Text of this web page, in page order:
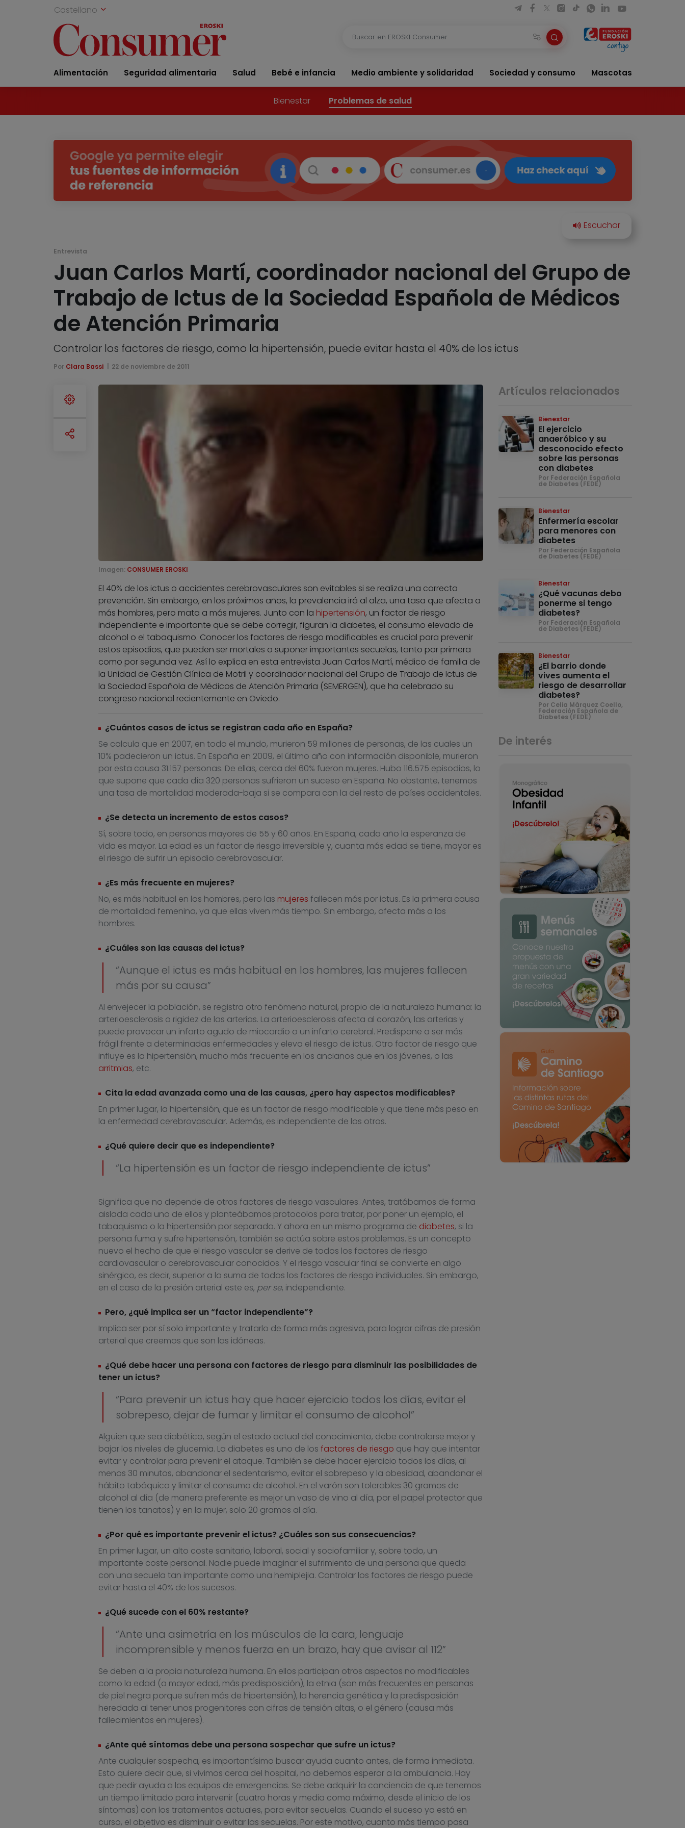
Castellano
Alimentación Seguridad alimentaria Salud Bebé e infancia Medio ambiente y solidaridad Sociedad y consumo Mascotas
Bienestar Problemas de salud
Entrevista
Juan Carlos Martí, coordinador nacional del Grupo de
Trabajo de Ictus de la Sociedad Española de Médicos
de Atención Primaria
Controlar los factores de riesgo, como la hipertensión, puede evitar hasta el 40% de los ictus
Por Clara Bassi 22 de noviembre de 2011
Imagen: CONSUMER EROSKI
El 40% de los ictus o accidentes cerebrovasculares son evitables si se realiza una correcta
prevención. Sin embargo, en los próximos años, la prevalencia irá al alza, una tasa que afecta a
más hombres, pero mata a más mujeres. Junto con la hipertensión, un factor de riesgo
independiente e importante que se debe corregir, figuran la diabetes, el consumo elevado de
alcohol o el tabaquismo. Conocer los factores de riesgo modificables es crucial para prevenir
estos episodios, que pueden ser mortales o suponer importantes secuelas, tanto por primera
como por segunda vez. Así lo explica en esta entrevista Juan Carlos Martí, médico de familia de
la Unidad de Gestión Clínica de Motril y coordinador nacional del Grupo de Trabajo de Ictus de
la Sociedad Española de Médicos de Atención Primaria (SEMERGEN), que ha celebrado su
congreso nacional recientemente en Oviedo.
¿Cuántos casos de ictus se registran cada año en España?
Se calcula que en 2007, en todo el mundo, murieron 59 millones de personas, de las cuales un
10% padecieron un ictus. En España en 2009, el último año con información disponible, murieron
por esta causa 31.157 personas. De ellas, cerca del 60% fueron mujeres. Hubo 116.575 episodios, lo
que supone que cada día 320 personas sufrieron un suceso en España. No obstante, tenemos
una tasa de mortalidad moderada-baja si se compara con la del resto de países occidentales.
¿Se detecta un incremento de estos casos?
Sí, sobre todo, en personas mayores de 55 y 60 años. En España, cada año la esperanza de
vida es mayor. La edad es un factor de riesgo irreversible y, cuanta más edad se tiene, mayor es
el riesgo de sufrir un episodio cerebrovascular.
¿Es más frecuente en mujeres?
No, es más habitual en los hombres, pero las mujeres fallecen más por ictus. Es la primera causa
de mortalidad femenina, ya que ellas viven más tiempo. Sin embargo, afecta más a los
hombres.
¿Cuáles son las causas del ictus?
“Aunque el ictus es más habitual en los hombres, las mujeres fallecen
más por su causa”
Al envejecer la población, se registra otro fenómeno natural, propio de la naturaleza humana: la
arterioesclerosis o rigidez de las arterias. La arterioesclerosis afecta al corazón, las arterias y
puede provocar un infarto agudo de miocardio o un infarto cerebral. Predispone a ser más
frágil frente a determinadas enfermedades y eleva el riesgo de ictus. Otro factor de riesgo que
influye es la hipertensión, mucho más frecuente en los ancianos que en los jóvenes, o las
arritmias, etc.
Cita la edad avanzada como una de las causas, ¿pero hay aspectos modificables?
En primer lugar, la hipertensión, que es un factor de riesgo modificable y que tiene más peso en
la enfermedad cerebrovascular. Además, es independiente de los otros.
¿Qué quiere decir que es independiente?
“La hipertensión es un factor de riesgo independiente de ictus”
Significa que no depende de otros factores de riesgo vasculares. Antes, tratábamos de forma
aislada cada uno de ellos y planteábamos protocolos para tratar, por poner un ejemplo, el
tabaquismo o la hipertensión por separado. Y ahora en un mismo programa de diabetes, si la
persona fuma y sufre hipertensión, también se actúa sobre estos problemas. Es un concepto
nuevo el hecho de que el riesgo vascular se derive de todos los factores de riesgo
cardiovascular o cerebrovascular conocidos. Y el riesgo vascular final se convierte en algo
sinérgico, es decir, superior a la suma de todos los factores de riesgo individuales. Sin embargo,
en el caso de la presión arterial este es, per se, independiente.
Pero, ¿qué implica ser un “factor independiente”?
Implica ser por sí solo importante y tratarlo de forma más agresiva, para lograr cifras de presión
arterial que creemos que son las idóneas.
¿Qué debe hacer una persona con factores de riesgo para disminuir las posibilidades de
tener un ictus?
“Para prevenir un ictus hay que hacer ejercicio todos los días, evitar el
sobrepeso, dejar de fumar y limitar el consumo de alcohol”
Alguien que sea diabético, según el estado actual del conocimiento, debe controlarse mejor y
bajar los niveles de glucemia. La diabetes es uno de los factores de riesgo que hay que intentar
evitar y controlar para prevenir el ataque. También se debe hacer ejercicio todos los días, al
menos 30 minutos, abandonar el sedentarismo, evitar el sobrepeso y la obesidad, abandonar el
hábito tabáquico y limitar el consumo de alcohol. En el varón son tolerables 30 gramos de
alcohol al día (de manera preferente es mejor un vaso de vino al día, por el papel protector que
tienen los tanatos) y en la mujer, solo 20 gramos al día.
¿Por qué es importante prevenir el ictus? ¿Cuáles son sus consecuencias?
En primer lugar, un alto coste sanitario, laboral, social y sociofamiliar y, sobre todo, un
importante coste personal. Nadie puede imaginar el sufrimiento de una persona que queda
con una secuela tan importante como una hemiplejia. Controlar los factores de riesgo puede
evitar hasta el 40% de los sucesos.
¿Qué sucede con el 60% restante?
“Ante una asimetría en los músculos de la cara, lenguaje
incomprensible y menos fuerza en un brazo, hay que avisar al 112”
Se deben a la propia naturaleza humana. En ellos participan otros aspectos no modificables
como la edad (a mayor edad, más predisposición), la etnia (son más frecuentes en personas
de piel negra porque sufren más de hipertensión), la herencia genética y la predisposición
heredada al tener unos progenitores con cifras de tensión altas, o el género (causa más
fallecimientos en mujeres).
¿Ante qué síntomas debe una persona sospechar que sufre un ictus?
Ante cualquier sospecha, es importantísimo buscar ayuda cuanto antes, de forma inmediata.
Esto quiere decir que, si vivimos cerca del hospital, no debemos esperar a la ambulancia. Hay
que pedir ayuda a los equipos de emergencias. Se debe adquirir la conciencia de que tenemos
un tiempo limitado para intervenir (cuatro horas y media como máximo, desde el inicio de los
síntomas) con los tratamientos actuales, para evitar secuelas. Cuando el suceso ya está en
curso, el objetivo es disminuir o evitar las secuelas. Por este motivo, cuanto más tiempo pasa
Artículos relacionados
Bienestar
El ejercicio
anaeróbico y su
desconocido efecto
sobre las personas
con diabetes
Por Federación Española
de Diabetes (FEDE)
Bienestar
Enfermería escolar
para menores con
diabetes
Por Federación Española
de Diabetes (FEDE)
Bienestar
¿Qué vacunas debo
ponerme si tengo
diabetes?
Por Federación Española
de Diabetes (FEDE)
Bienestar
¿El barrio donde
vives aumenta el
riesgo de desarrollar
diabetes?
Por Celia Márquez Coello,
Federación Española de
Diabetes (FEDE)
De interés